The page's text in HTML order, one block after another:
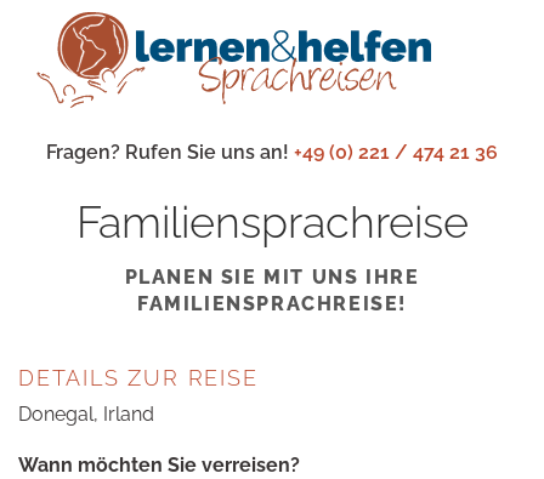
Fragen? Rufen Sie uns an! +49 (0) 221 / 474 21 36
Familiensprachreise
PLANEN SIE MIT UNS IHRE
FAMILIENSPRACHREISE!
DETAILS ZUR REISE
Donegal, Irland
Wann möchten Sie verreisen?